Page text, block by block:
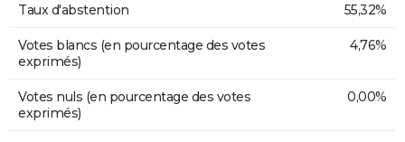
Taux d'abstention 55,32%
Votes blancs (en pourcentage des votes
exprimés)
4,76%
Votes nuls (en pourcentage des votes
exprimés)
0,00%